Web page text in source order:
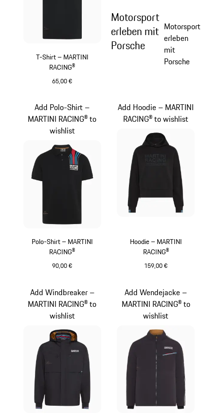
T-Shirt – MARTINI
RACING®
65,00 €
Motorsport
erleben mit
Porsche
Motorsport
erleben
mit
Porsche
Polo-Shirt – MARTINI
RACING®
90,00 €
Add Polo-Shirt –
MARTINI RACING® to
wishlist
Hoodie – MARTINI
RACING®
159,00 €
Add Hoodie – MARTINI
RACING® to wishlist
Add Windbreaker –
MARTINI RACING® to
wishlist
Add Wendejacke –
MARTINI RACING® to
wishlist